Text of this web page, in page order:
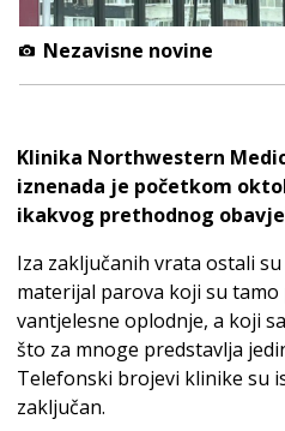
Nezavisne novine
Klinika Northwestern
iznenada je početkom
ikakvog prethodnog
Iza zaključanih vrata ostali
materijal parova koji su
vantjelesne oplodnje, a koji
što za mnoge predstavlja
Telefonski brojevi klinike su
zaključan.